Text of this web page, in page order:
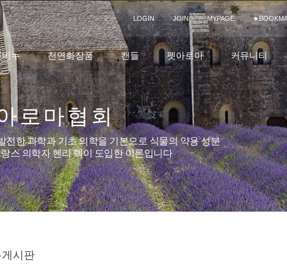
LOGIN JOIN MYPAGE
누 천연화장품 캔들 펫아로마 커뮤니티
로마협회
한 과학과 기초 의학을 기본으로 식물의 약용 성분
스 의학자 헨리 렉이 도입한 이론입니다
시판